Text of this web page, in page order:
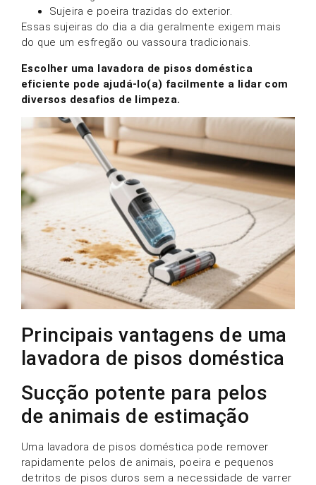
Sujeira e poeira trazidas do exterior.
Essas sujeiras do dia a dia geralmente exigem mais
do que um esfregão ou vassoura tradicionais.
Escolher uma lavadora de pisos doméstica
eficiente pode ajudá-lo(a) facilmente a lidar com
diversos desafios de limpeza.
Principais vantagens de uma
lavadora de pisos doméstica
Sucção potente para pelos
de animais de estimação
Uma lavadora de pisos doméstica pode remover
rapidamente pelos de animais, poeira e pequenos
detritos de pisos duros sem a necessidade de varrer